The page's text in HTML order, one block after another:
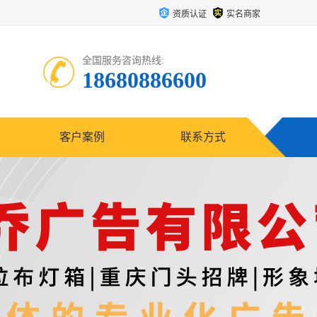
资质认证 实名商家
全国服务咨询热线:
18680886600
客户案例 联系方式